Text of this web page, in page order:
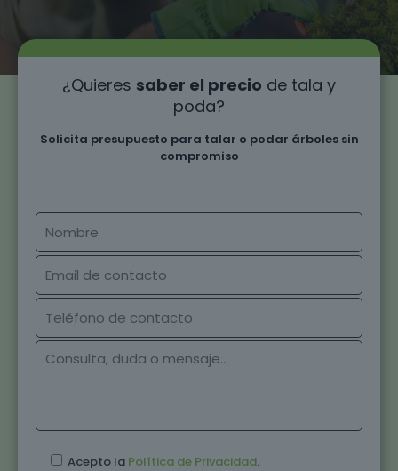
¿Quieres saber el precio de tala y
poda?
Solicita presupuesto para talar o podar árboles sin
compromiso
Acepto la Política de Privacidad.